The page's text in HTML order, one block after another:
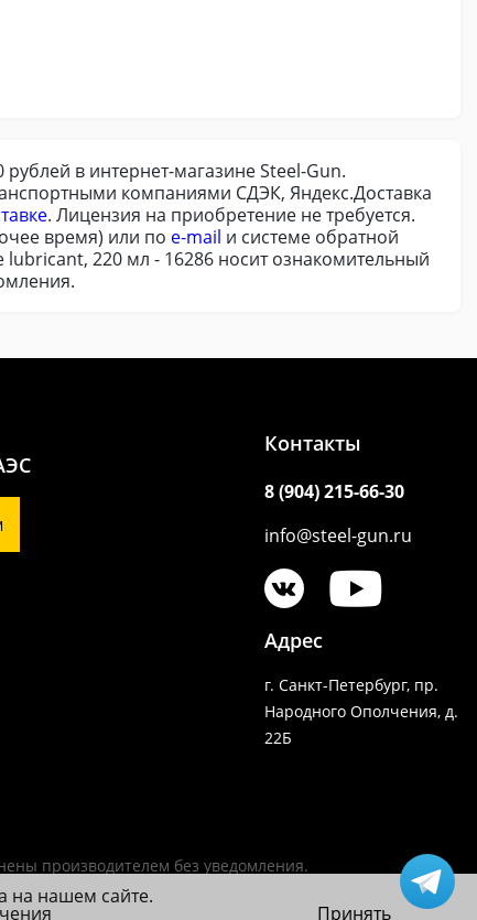
в интернет-магазине Steel-Gun.
компаниями СДЭК, Яндекс.Доставка
. Лицензия на приобретение не требуется.
время) или по e-mail и системе обратной
220 мл - 16286 носит ознакомительный
Контакты
8 (904) 215-66-30
info@steel-gun.ru
Адрес
г. Санкт-Петербург, пр.
Народного Ополчения, д.
22Б
производителем без уведомления.
на нашем сайте.
Принять